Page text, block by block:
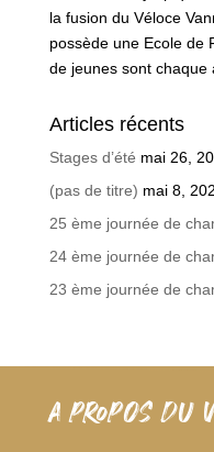
la fusion du Véloce
possède une Ecole de
de jeunes sont chaque
Articles récents
Stages d’été mai 26,
(pas de titre) mai 8,
25 ème journée de
24 ème journée de
23 ème journée de
A PROPOS DU